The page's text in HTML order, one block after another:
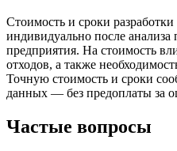
Стоимость и сроки
индивидуально после анализа
предприятия. На стоимость
отходов, а также
Точную стоимость и сроки
данных — без предоплаты за
Частые вопросы